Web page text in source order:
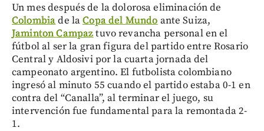
Un mes después de la dolorosa eliminación de
Colombiade laCopa del Mundo ante Suiza,
Jaminton Campaztuvo revancha personal en el
fútbol al ser la gran figura del partido entre Rosario
Central y Aldosivi por la cuarta jornada del
campeonato argentino. El futbolista colombiano
ingresó al minuto 55 cuando el partido estaba 0-1 en
contra del “Canalla”, al terminar el juego, su
intervención fue fundamental para la remontada 2-
1.